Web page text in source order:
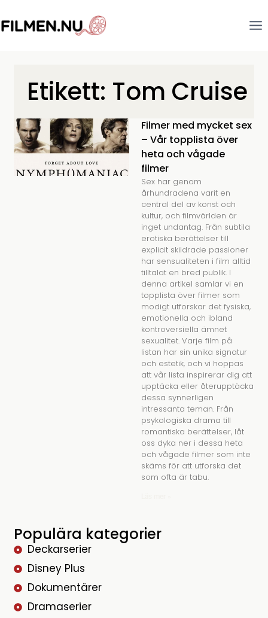
Etikett: Tom Cruise
Filmer med mycket sex
– Vår topplista över
heta och vågade
filmer
Sex har genom
århundradena varit en
central del av konst och
kultur, och filmvärlden är
inget undantag. Från subtila
erotiska berättelser till
explicit skildrade passioner
har sensualiteten i film alltid
tilltalat en bred publik. I
denna artikel samlar vi en
topplista över filmer som
modigt utforskar det fysiska,
emotionella och ibland
kontroversiella ämnet
sexualitet. Varje film på
listan har sin unika signatur
och estetik, och vi hoppas
att vår lista inspirerar dig att
upptäcka eller återupptäcka
dessa synnerligen
intressanta teman. Från
psykologiska drama till
romantiska berättelser, låt
oss dyka ner i dessa heta
och vågade filmer som inte
skäms för att utforska det
som ofta är tabu.
Populära kategorier
Deckarserier
Disney Plus
Dokumentärer
Dramaserier